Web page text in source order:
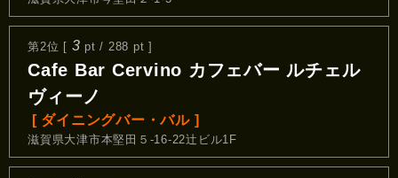
第2位 [ 3 pt / 288 pt ]
Cafe Bar Cervino カフェバー ルチェル
ヴィーノ
[ ダイニングバー・バル ]
滋賀県大津市本堅田５-16-22辻ビル1F